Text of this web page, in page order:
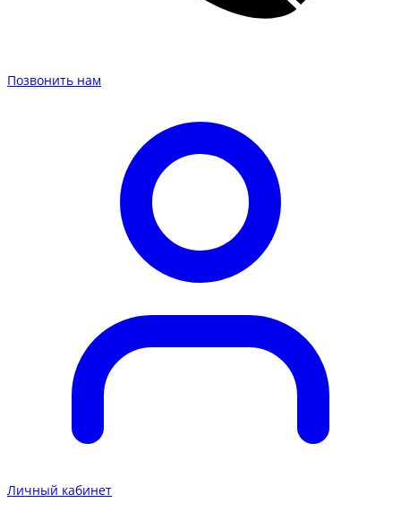
Позвонить нам
Личный кабинет